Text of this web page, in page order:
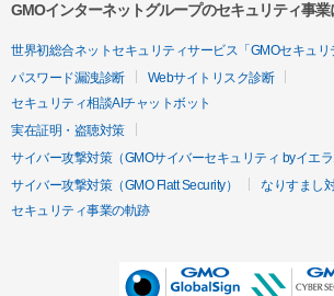
GMOインターネットグループのセキュリティ事業
世界初総合ネットセキュリティサービス「GMOセキュリ
パスワード漏洩診断
Webサイトリスク診断
セキュリティ相談AIチャットボット
実在証明・盗聴対策
サイバー攻撃対策（GMOサイバーセキュリティ byイエラ
サイバー攻撃対策（GMO Flatt Security）
なりすまし
セキュリティ事業の軌跡